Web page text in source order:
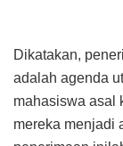
Dikatakan,
adalah agenda
mahasiswa asal
mereka menjadi